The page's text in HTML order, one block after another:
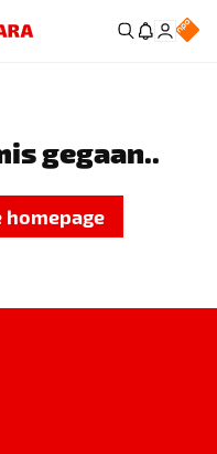
gegaan..
homepage